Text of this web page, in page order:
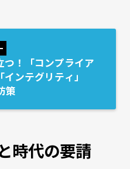
つ！「コンプライア
インテグリティ」
策
時代の要請